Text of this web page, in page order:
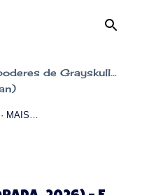
de Grayskull...
MAIS…